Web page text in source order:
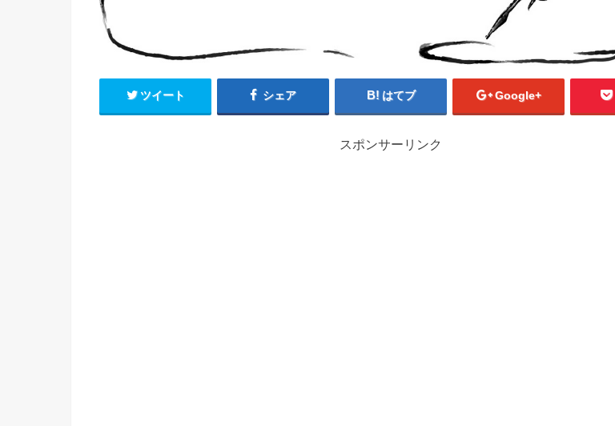
ツイート シェア はてブ Google+
スポンサーリンク